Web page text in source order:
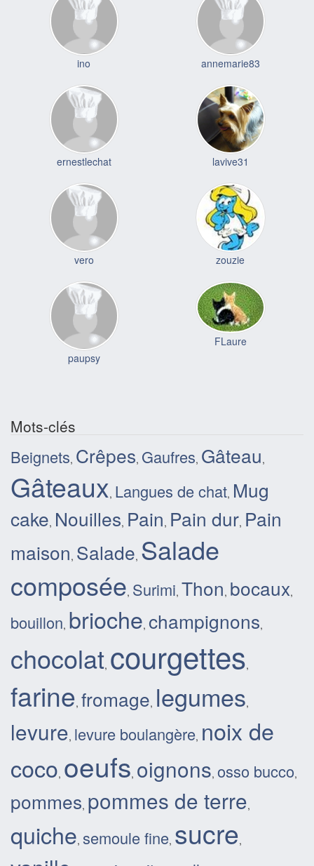
ino annemarie83
ernestlechat lavive31
vero zouzie
paupsy
FLaure
Mots-clés
Beignets, Crêpes, Gaufres, Gâteau,
Gâteaux, Langues de chat, Mug
cake, Nouilles, Pain, Pain dur, Pain
maison, Salade, Salade
composée, Surimi, Thon, bocaux,
bouillon, brioche, champignons,
chocolat, courgettes,
farine, fromage, legumes,
levure, levure boulangère, noix de
coco, oeufs, oignons, osso bucco,
pommes, pommes de terre,
quiche, semoule fine, sucre,